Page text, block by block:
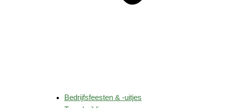
Bedrijfsfeesten & -uitjes